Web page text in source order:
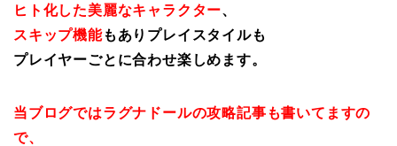
ヒト化した美麗なキャラクター、
スキップ機能もありプレイスタイルも
プレイヤーごとに合わせ楽しめます。
当ブログではラグナドールの攻略記事も書いてますの
で、